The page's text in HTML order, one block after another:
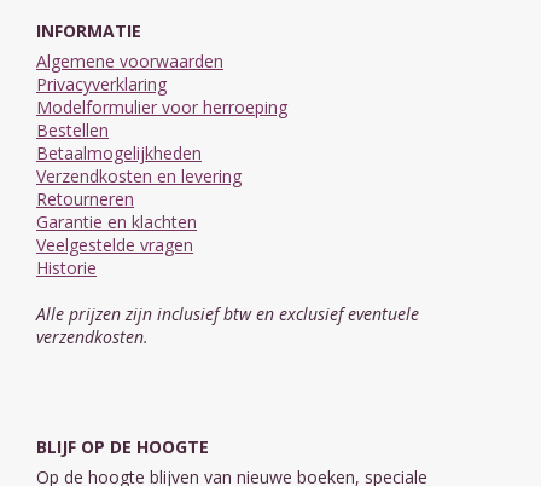
INFORMATIE
Algemene voorwaarden
Privacyverklaring
Modelformulier voor herroeping
Bestellen
Betaalmogelijkheden
Verzendkosten en levering
Retourneren
Garantie en klachten
Veelgestelde vragen
Historie
Alle prijzen zijn inclusief btw en exclusief eventuele
verzendkosten.
BLIJF OP DE HOOGTE
Op de hoogte blijven van nieuwe boeken, speciale